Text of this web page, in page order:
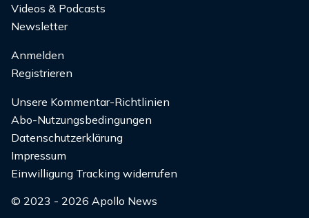
Videos & Podcasts
Newsletter
Anmelden
Registrieren
Unsere Kommentar-Richtlinien
Abo-Nutzungsbedingungen
Datenschutzerklärung
Impressum
Einwilligung Tracking widerrufen
© 2023 - 2026 Apollo News